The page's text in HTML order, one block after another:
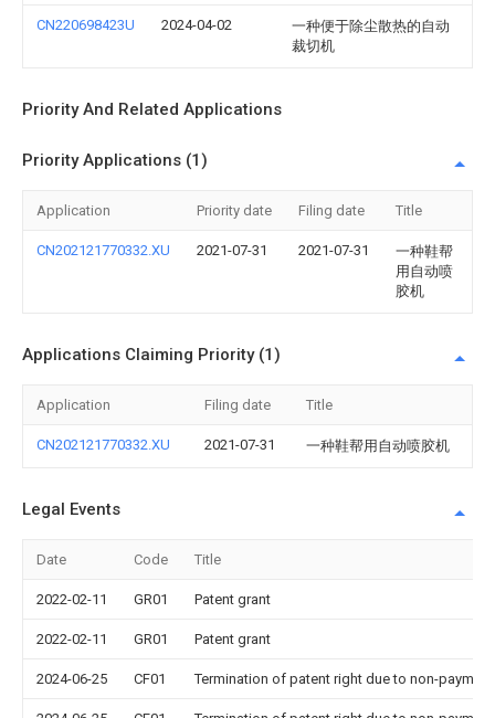
CN220698423U 2024-04-02
一种便于除尘散热的自动
裁切机
Priority And Related Applications
Priority Applications (1)
Application Priority date Filing date Title
CN202121770332.XU 2021-07-31 2021-07-31
一种鞋帮
用自动喷
胶机
Applications Claiming Priority (1)
Application Filing date Title
CN202121770332.XU 2021-07-31 一种鞋帮用自动喷胶机
Legal Events
Date Code Title
2022-02-11 GR01 Patent grant
2022-02-11 GR01 Patent grant
2024-06-25 CF01 Termination of patent right due to non-